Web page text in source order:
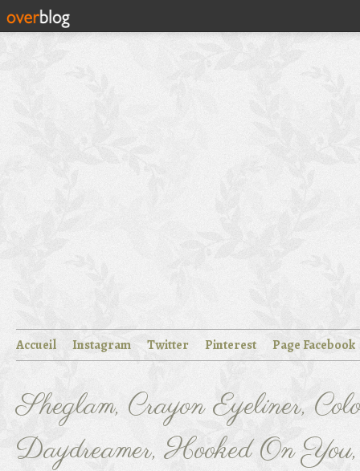
Accueil Instagram Twitter Pinterest Page Facebook
Sheglam, Crayon Eyeliner,
Daydreamer, Hooked On